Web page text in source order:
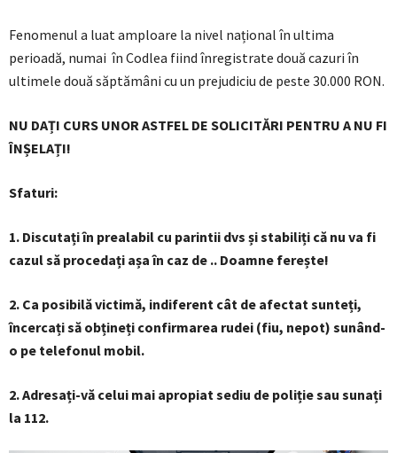
Fenomenul a luat amploare la nivel național în ultima
perioadă, numai în Codlea fiind înregistrate două cazuri în
ultimele două săptămâni cu un prejudiciu de peste 30.000 RON.
NU DAȚI CURS UNOR ASTFEL DE SOLICITĂRI PENTRU A NU FI
ÎNȘELAȚI!
Sfaturi:
1. Discutați în prealabil cu parintii dvs și stabiliți că nu va fi
cazul să procedați așa în caz de .. Doamne ferește!
2. Ca posibilă victimă, indiferent cât de afectat sunteți,
încercați să obțineți confirmarea rudei (fiu, nepot) sunând-
o pe telefonul mobil.
2. Adresați-vă celui mai apropiat sediu de poliție sau sunați
la 112.